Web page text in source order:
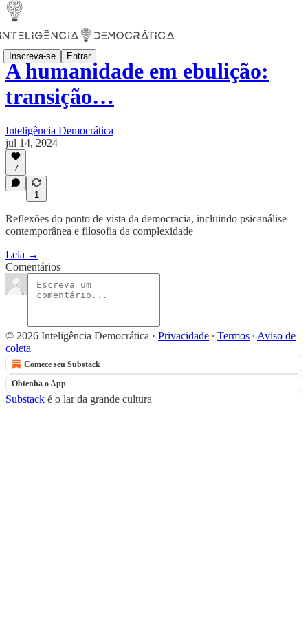
Inscreva-se Entrar
A humanidade em ebulição:
transição…
Inteligência Democrática
jul 14, 2024
7
1
Reflexões do ponto de vista da democracia, incluindo psicanálise
contemporânea e filosofia da complexidade
Leia →
Comentários
© 2026 Inteligência Democrática · Privacidade ∙ Termos ∙ Aviso de
coleta
Comece seu Substack
Obtenha o App
Substack é o lar da grande cultura